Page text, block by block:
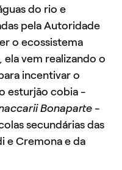
do rio e
pela Autoridade
o ecossistema
ela vem realizando o
incentivar o
esturjão cobia -
Bonaparte -
secundárias das
e Cremona e da